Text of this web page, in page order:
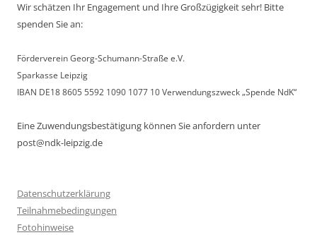
Wir schätzen Ihr Engagement und Ihre Großzügigkeit sehr! Bitte
spenden Sie an:
Förderverein Georg-Schumann-Straße e.V.
Sparkasse Leipzig
IBAN DE18 8605 5592 1090 1077 10 Verwendungszweck „Spende NdK“
Eine Zuwendungsbestätigung können Sie anfordern unter
post@ndk-leipzig.de
Datenschutzerklärung
Teilnahmebedingungen
Fotohinweise